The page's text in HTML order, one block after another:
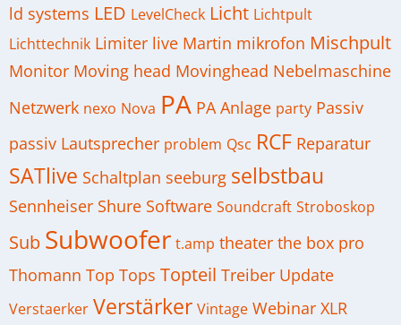
ld systems LED LevelCheck Licht Lichtpult
Lichttechnik Limiter live Martin mikrofon Mischpult
Monitor Moving head Movinghead Nebelmaschine
Netzwerk nexo Nova PA PA Anlage party Passiv
passiv Lautsprecher problem Qsc RCF Reparatur
SATlive Schaltplan seeburg selbstbau
Sennheiser Shure Software Soundcraft Stroboskop
Sub Subwoofer t.amp theater the box pro
Thomann Top Tops Topteil Treiber Update
Verstaerker Verstärker Vintage Webinar XLR